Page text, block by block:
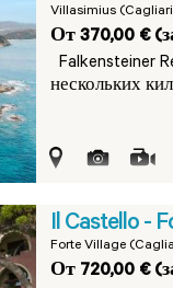
Villasimius
От 370,00 €
Falkensteiner
нескольких
Il Castello -
Forte Village
От 720,00 €